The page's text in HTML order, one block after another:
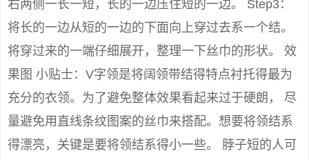
右两侧一长一短，长的一边压住短的一边。 Step3：
将长的一边从短的一边的下面向上穿过去系一个结。
将穿过来的一端仔细展开，整理一下丝巾的形状。 效
果图 小贴士：V字领是将阔领带结得特点衬托得最为
充分的衣领。为了避免整体效果看起来过于硬朗， 尽
量避免用直线条纹图案的丝巾来搭配。想要将领结系
得漂亮，关键是要将领结系得小一些。 脖子短的人可